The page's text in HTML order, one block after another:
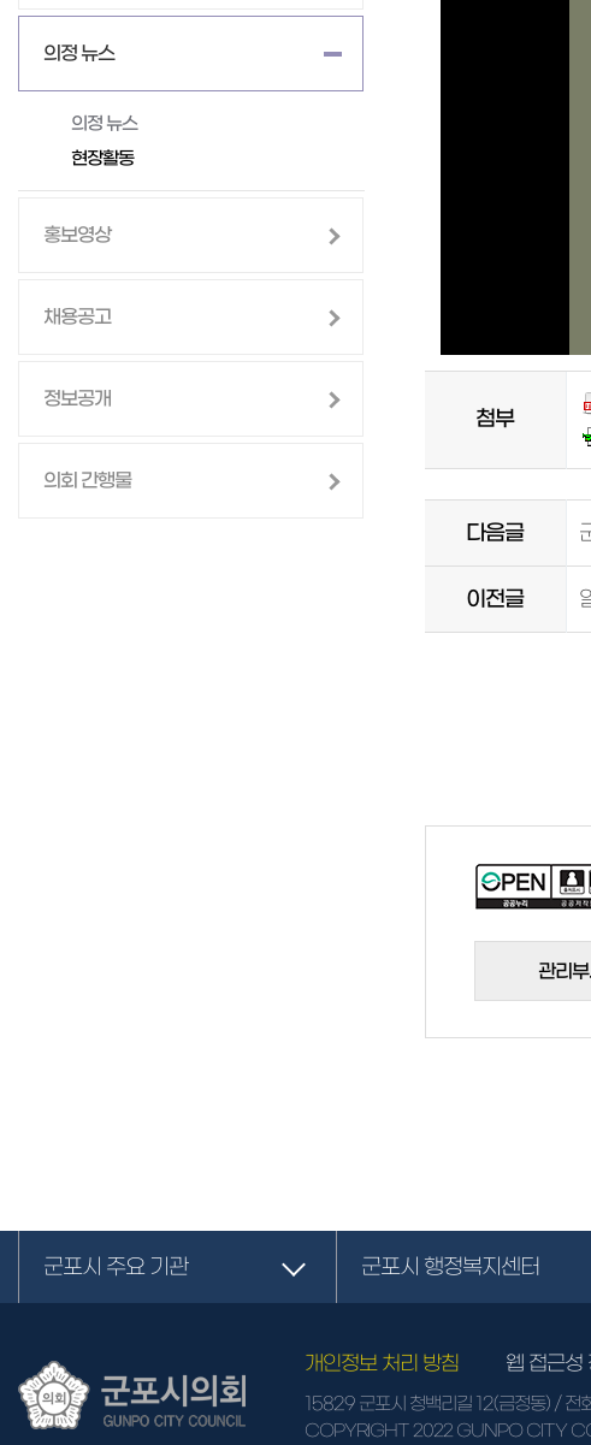
의정 뉴스
의정 뉴스
현장활동
홍보영상
채용공고
정보공개
의회 간행물
첨부
다음글
이전글
관리부
군포시 주요 기관 군포시 행정복지센터
개인정보 처리 방침 웹 접근성
15829 군포시 청백리길 12(금정동) / 전
COPYRIGHT 2022 GUNPO CITY